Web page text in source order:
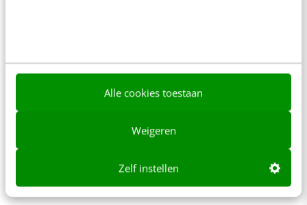
Alle cookies toestaan
Weigeren
Zelf instellen
Wat zijn de belangrijkste digital- en
Happy New Year, iedereen! De oliebollen hebben
we inmiddels weer achter de kiezen en de maand
van terugkijkende ‘best-off’-lijstjes ligt achter ons.
…
Bart ter Steege· 12 jaar geleden